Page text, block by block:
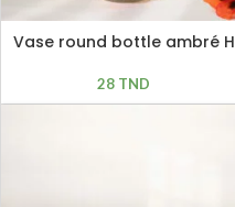
Vase round bottle ambré H
28 TND